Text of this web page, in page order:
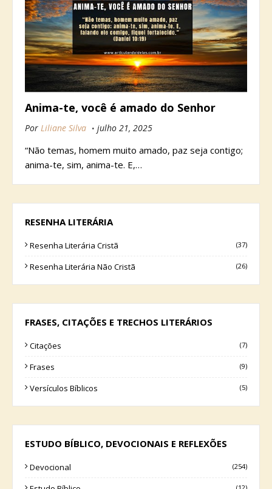
Anima-te, você é amado do Senhor
Por Liliane Silva julho 21, 2025
“Não temas, homem muito amado, paz seja contigo;
anima-te, sim, anima-te. E,…
RESENHA LITERÁRIA
Resenha Literária Cristã (37)
Resenha Literária Não Cristã (26)
FRASES, CITAÇÕES E TRECHOS LITERÁRIOS
Citações (7)
Frases (9)
Versículos Bíblicos (5)
ESTUDO BÍBLICO, DEVOCIONAIS E REFLEXÕES
Devocional (254)